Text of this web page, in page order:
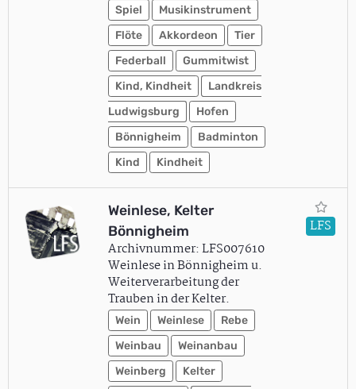
Spiel
Musikinstrument
Flöte
Akkordeon
Tier
Federball
Gummitwist
Kind, Kindheit
Landkreis
Ludwigsburg
Hofen
Bönnigheim
Badminton
Kind
Kindheit
Weinlese, Kelter
Bönnigheim
Archivnummer: LFS007610
Weinlese in Bönnigheim u.
Weiterverarbeitung der
Trauben in der Kelter.
Wein Weinlese
Rebe
Weinbau
Weinanbau
Weinberg
Kelter
LFS